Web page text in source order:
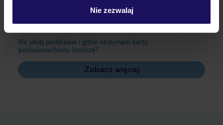
Nie zezwalaj
Jak zmienić uczestników/osobę zgłaszającą?
Na jakiej podstawie i gdzie otrzymam karty
pokładowe/bilety lotnicze?
Zobacz więcej